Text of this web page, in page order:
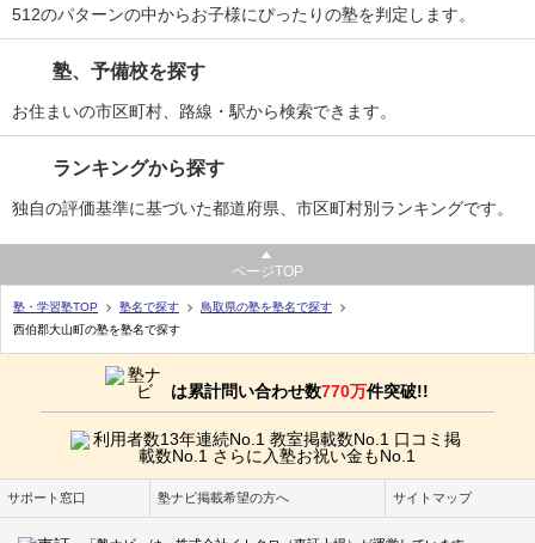
512のパターンの中からお子様にぴったりの塾を判定します。
塾、予備校を探す
お住まいの市区町村、路線・駅から検索できます。
ランキングから探す
独自の評価基準に基づいた都道府県、市区町村別ランキングです。
ページTOP
塾・学習塾TOP 塾名で探す
鳥取県の塾を塾名で探す
西伯郡大山町の塾を塾名で探す
は累計問い合わせ数770万件突破!!
サポート窓口 塾ナビ掲載希望の方へ サイトマップ